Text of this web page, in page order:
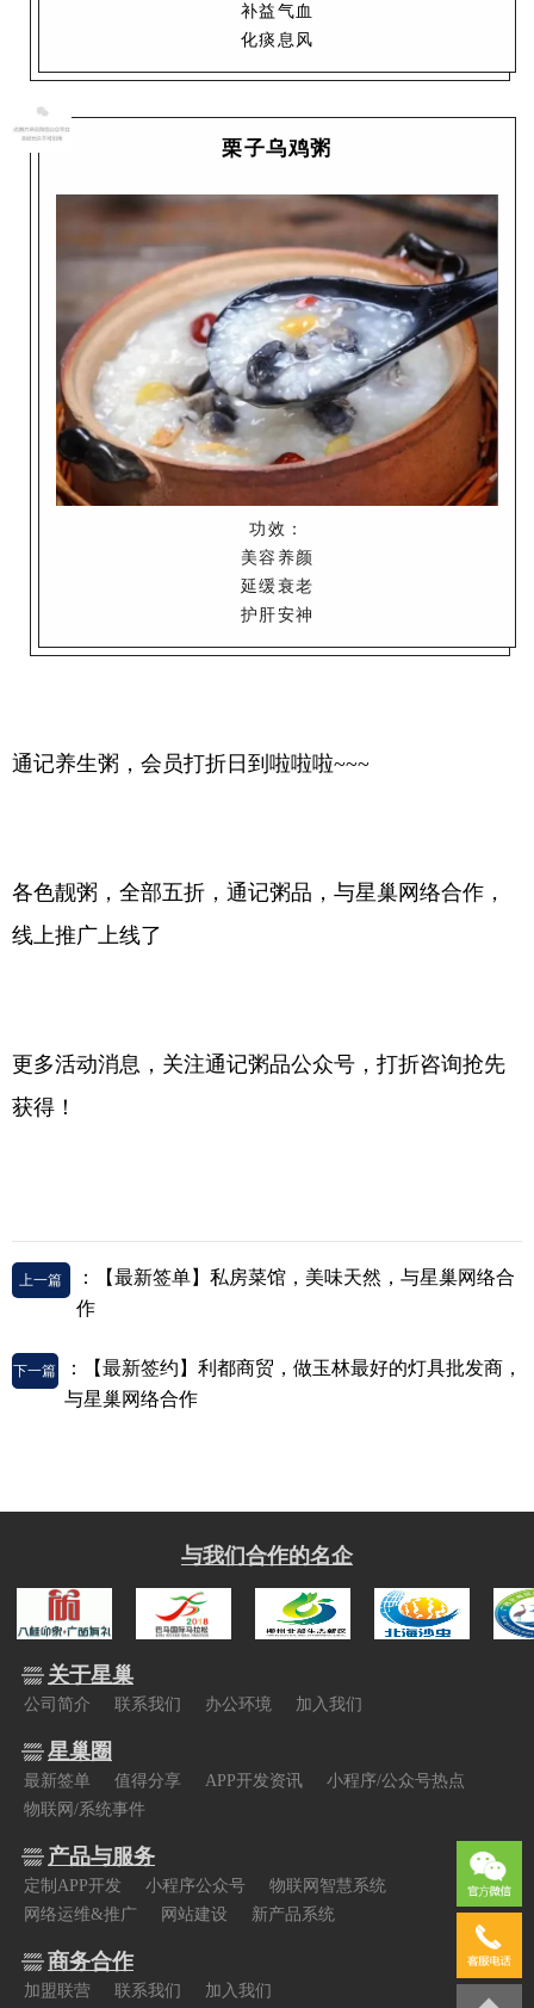
补益气血
化痰息风
栗子乌鸡粥
功效：
美容养颜
延缓衰老
护肝安神
通记养生粥，会员打折日到啦啦啦~~~
各色靓粥，全部五折，通记粥品，与星巢网络合作，
线上推广上线了
更多活动消息，关注通记粥品公众号，打折咨询抢先
获得！
上一篇
：【最新签单】私房菜馆，美味天然，与星巢网络合
作
下一篇
：【最新签约】利都商贸，做玉林最好的灯具批发商，
与星巢网络合作
与我们合作的名企
关于星巢
公司简介 联系我们 办公环境 加入我们
星巢圈
最新签单 值得分享 APP开发资讯
小程序/公众号热点
物联网/系统事件
产品与服务
定制APP开发 小程序公众号
物联网智慧系统
网络运维&推广
网站建设 新产品系统
商务合作
加盟联营 联系我们 加入我们